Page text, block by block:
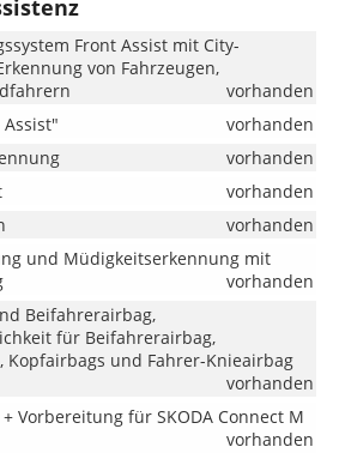
Front Assist mit City-
von Fahrzeugen,
vorhanden
vorhanden
vorhanden
vorhanden
vorhanden
und Müdigkeitserkennung mit
vorhanden
Beifahrerairbag,
für Beifahrerairbag,
Kopfairbags und Fahrer-Knieairbag
vorhanden
Vorbereitung für SKODA Connect M
vorhanden